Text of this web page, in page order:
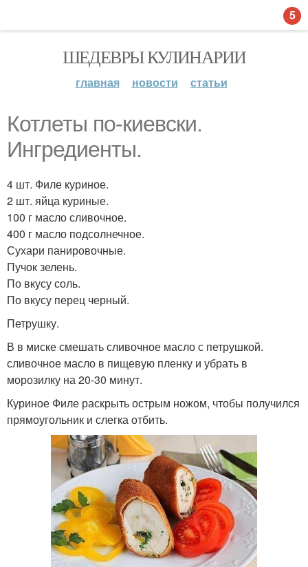
ШЕДЕВРЫ КУЛИНАРИИ
главная новости статьи
Котлеты по-киевски.
Ингредиенты.
4 шт. Филе куриное.
2 шт. яйца куриные.
100 г масло сливочное.
400 г масло подсолнечное.
Сухари панировочные.
Пучок зелень.
По вкусу соль.
По вкусу перец черный.
Петрушку.
В в миске смешать сливочное масло с петрушкой.
сливочное масло в пищевую пленку и убрать в
морозилку на 20-30 минут.
Куриное Филе раскрыть острым ножом, чтобы получился
прямоугольник и слегка отбить.
5